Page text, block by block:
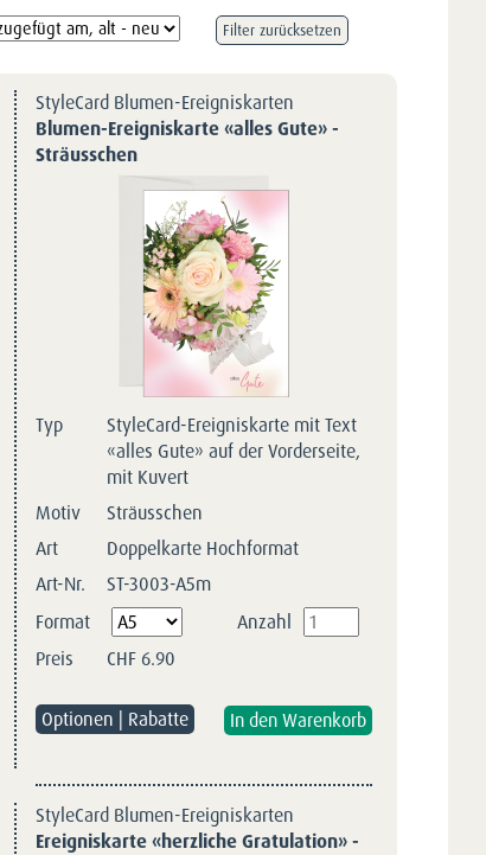
Filter zurücksetzen
StyleCard Blumen-Ereigniskarten
Blumen-Ereigniskarte «alles Gute» -
Sträusschen
Typ
StyleCard-Ereigniskarte mit Text
«alles Gute» auf der Vorderseite,
mit Kuvert
Motiv
Sträusschen
Art
Doppelkarte Hochformat
Art-Nr.
ST-3003-A5m
Pflichtfeld
Format
Anzahl
Preis
CHF6.90
Optionen | Rabatte
StyleCard Blumen-Ereigniskarten
Ereigniskarte «herzliche Gratulation» -